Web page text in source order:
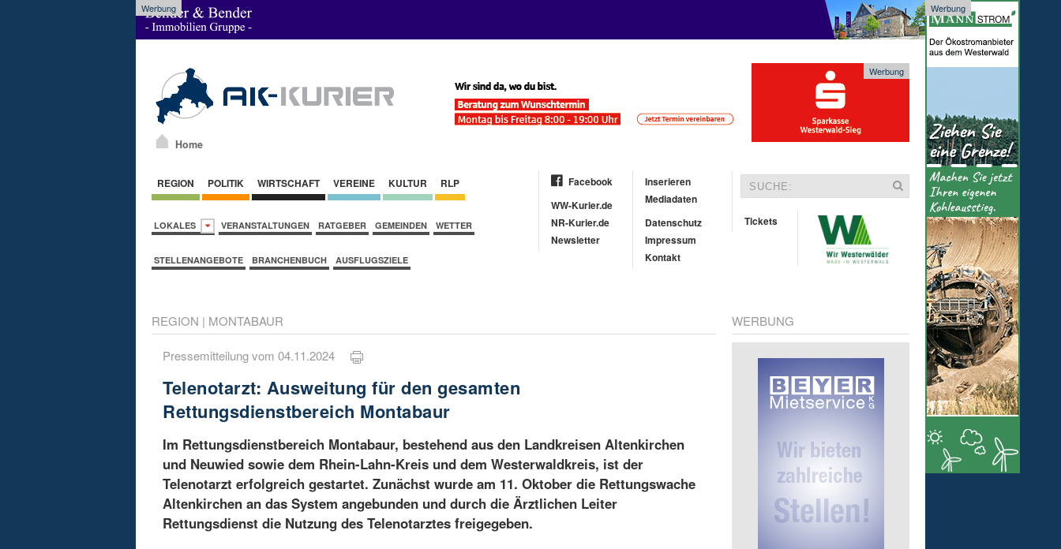
Werbung Werbung
Home
Werbung
REGION POLITIK WIRTSCHAFT VEREINE KULTUR RLP
LOKALES VERANSTALTUNGEN RATGEBER GEMEINDEN WETTER
STELLENANGEBOTE BRANCHENBUCH AUSFLUGSZIELE
Facebook
WW-Kurier.de
NR-Kurier.de
Newsletter
Inserieren
Mediadaten
Datenschutz
Impressum
Kontakt
Tickets
REGION | MONTABAUR
Pressemitteilung vom 04.11.2024
Telenotarzt: Ausweitung für den gesamten
Rettungsdienstbereich Montabaur
Im Rettungsdienstbereich Montabaur, bestehend aus den Landkreisen Altenkirchen
und Neuwied sowie dem Rhein-Lahn-Kreis und dem Westerwaldkreis, ist der
Telenotarzt erfolgreich gestartet. Zunächst wurde am 11. Oktober die Rettungswache
Altenkirchen an das System angebunden und durch die Ärztlichen Leiter
Rettungsdienst die Nutzung des Telenotarztes freigegeben.
WERBUNG